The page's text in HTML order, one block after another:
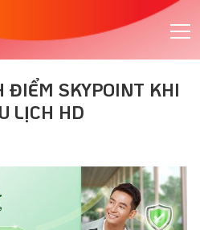
ĐIỂM SKYPOINT KHI
LỊCH HD